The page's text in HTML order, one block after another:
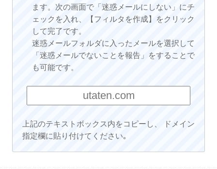
ます。次の画面で「迷惑メールにしない」にチ
ェックを入れ、【フィルタを作成】をクリック
して完了です。
迷惑メールフォルダに入ったメールを選択して
「迷惑メールでないことを報告」をすることで
も可能です。
上記のテキストボックス内をコピーし、 ドメイン
指定欄に貼り付けてください｡